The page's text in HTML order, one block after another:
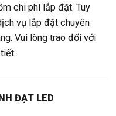
chi phí lắp đặt. Tuy
vụ lắp đặt chuyên
Vui lòng trao đổi với
ĐẠT LED